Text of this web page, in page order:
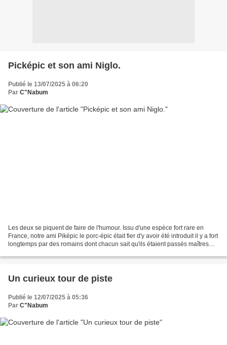
Picképic et son ami Niglo.
Publié le 13/07/2025 à 06:20
Par C"Nabum
Les deux se piquent de faire de l'humour. Issu d'une espèce fort rare en
France, notre ami Piképic le porc-épic était fier d'y avoir été introduit il y a fort
longtemps par des romains dont chacun sait qu'ils étaient passés maîtres
Un curieux tour de piste
Publié le 12/07/2025 à 05:36
Par C"Nabum